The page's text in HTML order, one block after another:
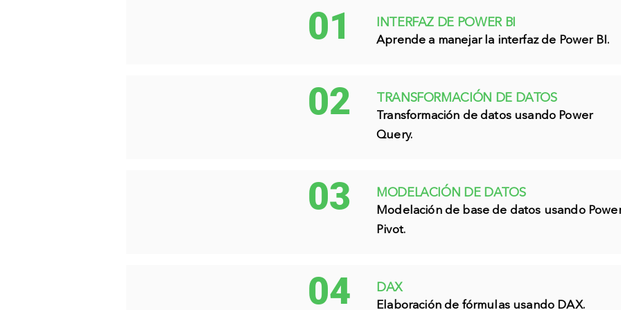
01 INTERFAZ DE POWER BI
Aprende a manejar la interfaz de Power BI.
02 TRANSFORMACIÓN DE DATOS
Transformación de datos usando Power
Query.
03 MODELACIÓN DE DATOS
Modelación de base de datos usando
Pivot.
04 DAX
Elaboración de fórmulas usando DAX.